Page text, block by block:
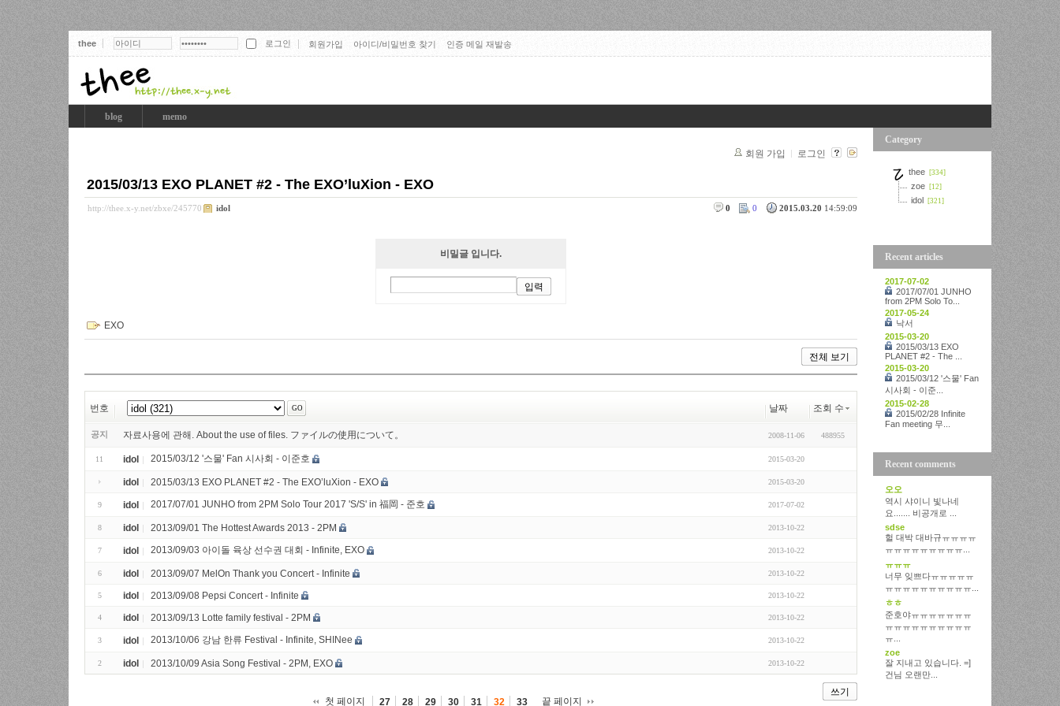
thee 회원가입 아이디/비밀번호 찾기 인증 메일 재발송
blog memo
회원 가입 로그인
2015/03/13 EXO PLANET #2 - The EXO’luXion - EXO
http://thee.x-y.net/zbxe/245770 2015.03.20 14:59:09
0
0
idol
비밀글 입니다.
EXO
전체 보기
번호 날짜 조회 수
공지 자료사용에 관해. About the use of files. ファイルの使用について。 2008-11-06 488955
11 idol 2015/03/12 '스물' Fan 시사회 - 이준호 2015-03-20
idol 2015/03/13 EXO PLANET #2 - The EXO’luXion - EXO 2015-03-20
9 idol 2017/07/01 JUNHO from 2PM Solo Tour 2017 'S/S' in 福岡 - 준호 2017-07-02
8 idol 2013/09/01 The Hottest Awards 2013 - 2PM 2013-10-22
7 idol 2013/09/03 아이돌 육상 선수권 대회 - Infinite, EXO 2013-10-22
6 idol 2013/09/07 MelOn Thank you Concert - Infinite 2013-10-22
5 idol 2013/09/08 Pepsi Concert - Infinite 2013-10-22
4 idol 2013/09/13 Lotte family festival - 2PM 2013-10-22
3 idol 2013/10/06 강남 한류 Festival - Infinite, SHINee 2013-10-22
2 idol 2013/10/09 Asia Song Festival - 2PM, EXO 2013-10-22
쓰기
첫 페이지
27 28 29 30 31 32 33 끝 페이지
Category
thee [334]
zoe [12]
idol [321]
Recent articles
2017-07-02
2017/07/01 JUNHO
from 2PM Solo To...
2017-05-24
낙서
2015-03-20
2015/03/13 EXO
PLANET #2 - The ...
2015-03-20
2015/03/12 '스물' Fan
시사회 - 이준...
2015-02-28
2015/02/28 Infinite
Fan meeting 무...
Recent comments
오오
역시 샤이니 빛나네
요....... 비공개로 ...
sdse
헐 대박 대바규ㅠㅠㅠㅠ
ㅠㅠㅠㅠㅠㅠㅠㅠㅠ...
ㅠㅠㅠ
너무 잊쁘다ㅠㅠㅠㅠㅠ
ㅠㅠㅠㅠㅠㅠㅠㅠㅠㅠ...
ㅎㅎ
준호야ㅠㅠㅠㅠㅠㅠㅠ
ㅠㅠㅠㅠㅠㅠㅠㅠㅠㅠ
ㅠ...
zoe
잘 지내고 있습니다. =]
건님 오랜만...